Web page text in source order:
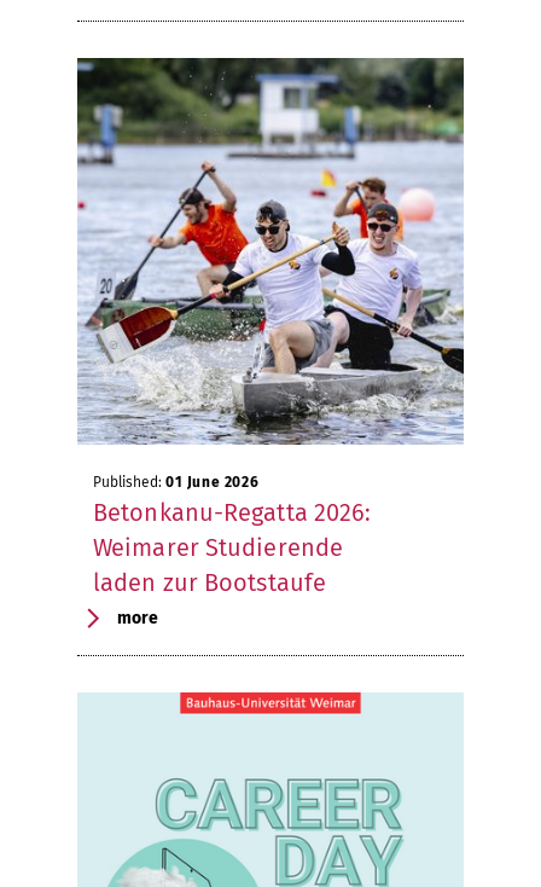
Published: 01 June 2026
Betonkanu-Regatta 2026:
Weimarer Studierende
laden zur Bootstaufe
more